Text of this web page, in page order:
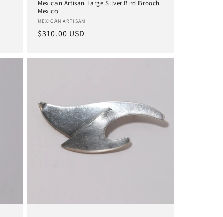
Mexican Artisan Large Silver Bird Brooch
Mexico
Anbieter:
MEXICAN ARTISAN
Normaler
$310.00 USD